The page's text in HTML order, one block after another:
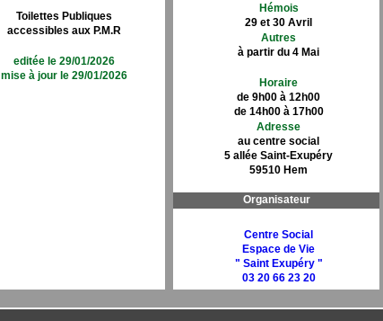
Toilettes Publiques
accessibles aux P.M.R
editée le 29/01/2026
mise à jour le 29/01/2026
Hémois
29 et 30 Avril
Autres
à partir du 4 Mai
Horaire
de 9h00 à 12h00
de 14h00 à 17h00
Adresse
au centre social
5 allée Saint-Exupéry
59510 Hem
Organisateur
Centre Social
Espace de Vie
" Saint Exupéry "
03 20 66 23 20
le site de l'organisateur